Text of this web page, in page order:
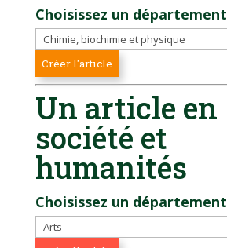
Choisissez un département
Un article en
société et
humanités
Choisissez un département